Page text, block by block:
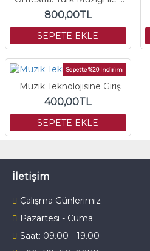
800,00TL
SEPETE EKLE
Sepette %20 İndirim
Müzik Teknolojisine Giriş
400,00TL
SEPETE EKLE
İletişim
Çalışma Günlerimiz
Pazartesi - Cuma
Saat: 09.00 - 19.00